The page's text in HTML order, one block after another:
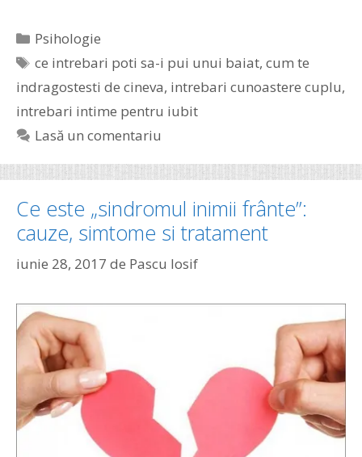
Categorii
Psihologie
Etichete
ce intrebari poti sa-i pui unui baiat,cum te
indragostesti de cineva, intrebari cunoastere cuplu,
intrebari intime pentru iubit
Lasă un comentariu
Ce este „sindromul inimii frânte”:
cauze, simtome si tratament
iunie 28, 2017 de Pascu Iosif